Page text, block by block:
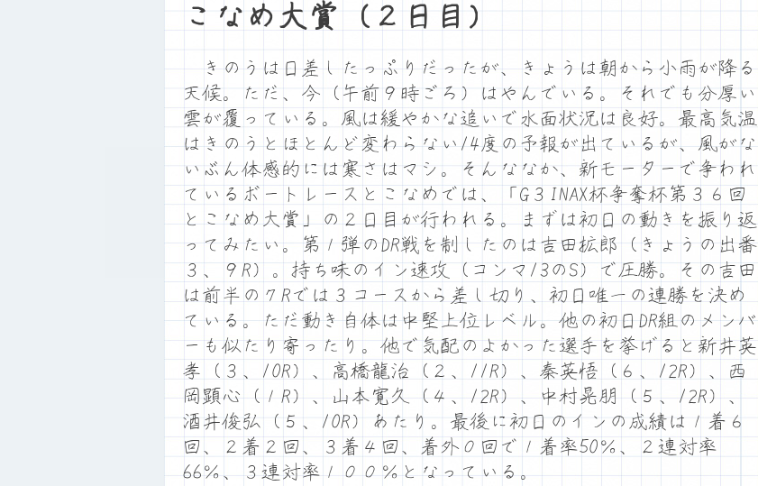
こなめ大賞（２日目）
きのうは日差したっぷりだったが、きょうは朝から小雨が降る
天候。ただ、今（午前９時ごろ）はやんでいる。それでも分厚い
雲が覆っている。風は緩やかな追いで水面状況は良好。最高気温
はきのうとほとんど変わらない14度の予報が出ているが、風がな
いぶん体感的には寒さはマシ。そんななか、新モーターで争われ
ているボートレースとこなめでは、「G３INAX杯争奪杯第３６回
とこなめ大賞」の２日目が行われる。まずは初日の動きを振り返
ってみたい。第１弾のDR戦を制したのは吉田拡郎（きょうの出番
３、９R）。持ち味のイン速攻（コンマ13のS）で圧勝。その吉田
は前半の７Rでは３コースから差し切り、初日唯一の連勝を決め
ている。ただ動き自体は中堅上位レベル。他の初日DR組のメンバ
ーも似たり寄ったり。他で気配のよかった選手を挙げると新井英
孝（３、10R）、高橋龍治（２、11R）、秦英悟（６、12R）、西
岡顕心（１R）、山本寛久（４、12R）、中村晃朋（５、12R）、
酒井俊弘（５、10R）あたり。最後に初日のインの成績は１着６
回、２着２回、３着４回、着外０回で１着率50％、２連対率
66％、３連対率１００％となっている。